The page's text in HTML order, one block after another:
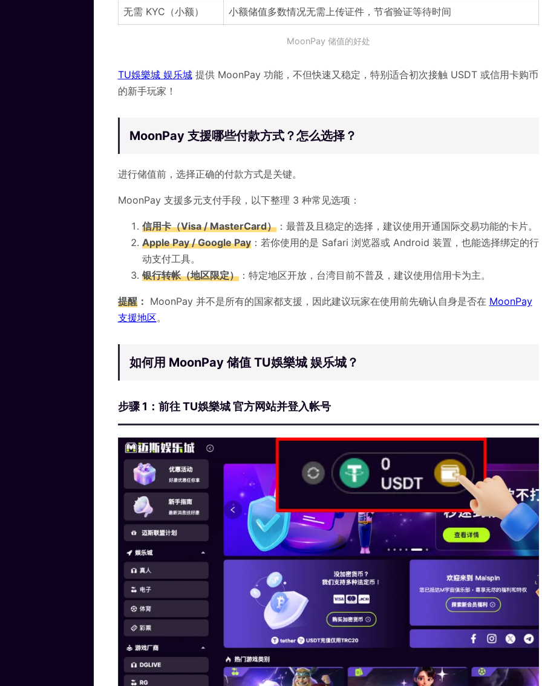
无需 KYC（小额） 小额储值多数情况无需上传证件，节省验证等待时间
MoonPay 储值的好处
TU娛樂城 娱乐城提供 MoonPay 功能，不但快速又稳定，特别适合初次接触 USDT 或信用卡购币
的新手玩家！
MoonPay 支援哪些付款方式？怎么选择？
进行储值前，选择正确的付款方式是关键。
MoonPay 支援多元支付手段，以下整理 3 种常见选项：
信用卡（Visa / MasterCard）：最普及且稳定的选择，建议使用开通国际交易功能的卡片。
Apple Pay / Google Pay：若你使用的是 Safari 浏览器或 Android 装置，也能选择绑定的行
动支付工具。
银行转帐（地区限定）：特定地区开放，台湾目前不普及，建议使用信用卡为主。
提醒： MoonPay 并不是所有的国家都支援，因此建议玩家在使用前先确认自身是否在 MoonPay
支援地区。
如何用 MoonPay 储值 TU娛樂城 娱乐城？
步骤 1：前往 TU娛樂城 官方网站并登入帐号